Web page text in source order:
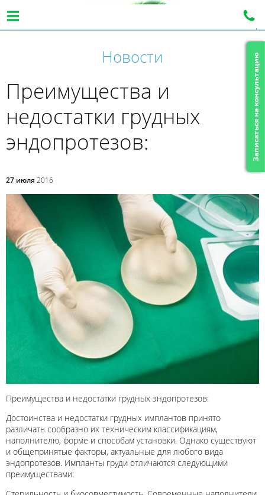
|
Новости
Преимущества и
недостатки грудных
эндопротезов:
27 июля 2016
Преимущества и недостатки грудных эндопротезов:
Достоинства и недостатки грудных имплантов принято
различать сообразно их техническим классификациям,
наполнителю, форме и способам установки. Однако существуют
и общепринятые факторы, актуальные для любого вида
эндопротезов. Импланты груди отличаются следующими
преимуществами:
Записаться на консультацию